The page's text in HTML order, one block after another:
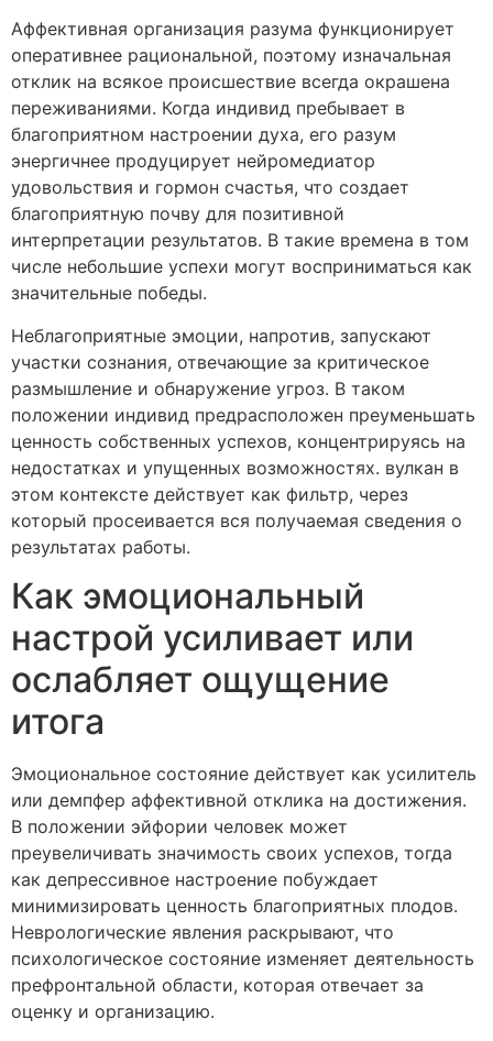
Аффективная организация разума функционирует
оперативнее рациональной, поэтому изначальная
отклик на всякое происшествие всегда окрашена
переживаниями. Когда индивид пребывает в
благоприятном настроении духа, его разум
энергичнее продуцирует нейромедиатор
удовольствия и гормон счастья, что создает
благоприятную почву для позитивной
интерпретации результатов. В такие времена в том
числе небольшие успехи могут восприниматься как
значительные победы.
Неблагоприятные эмоции, напротив, запускают
участки сознания, отвечающие за критическое
размышление и обнаружение угроз. В таком
положении индивид предрасположен преуменьшать
ценность собственных успехов, концентрируясь на
недостатках и упущенных возможностях. вулкан в
этом контексте действует как фильтр, через
который просеивается вся получаемая сведения о
результатах работы.
Как эмоциональный
настрой усиливает или
ослабляет ощущение
итога
Эмоциональное состояние действует как усилитель
или демпфер аффективной отклика на достижения.
В положении эйфории человек может
преувеличивать значимость своих успехов, тогда
как депрессивное настроение побуждает
минимизировать ценность благоприятных плодов.
Неврологические явления раскрывают, что
психологическое состояние изменяет деятельность
префронтальной области, которая отвечает за
оценку и организацию.